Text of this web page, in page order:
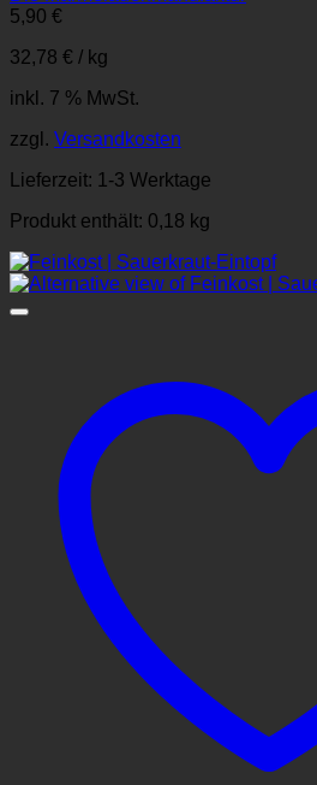
5,90 €
32,78 € / kg
inkl. 7 % MwSt.
zzgl. Versandkosten
Lieferzeit: 1-3 Werktage
Produkt enthält: 0,18 kg